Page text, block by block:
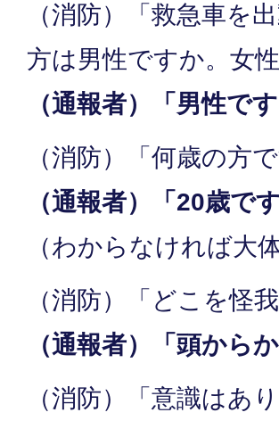
（消防）「救急車を
方は男性ですか。女
（通報者）「男性です
（消防）「何歳の方
（通報者）「20歳で
（わからなければ大
（消防）「どこを怪
（通報者）「頭から
（消防）「意識はあ